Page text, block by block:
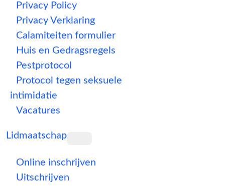
Privacy Policy
Privacy Verklaring
Calamiteiten formulier
Huis en Gedragsregels
Pestprotocol
Protocol tegen seksuele
intimidatie
Vacatures
Lidmaatschap
Online inschrijven
Uitschrijven